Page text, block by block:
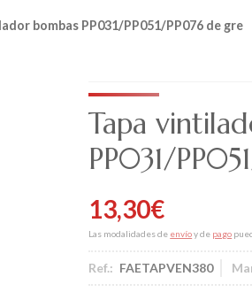
bombas PP031/PP051/PP076 de gre
Tapa
PP031/
13,30€
Las modalidades de envíoy de pago
Ref.: FAETAPVEN380